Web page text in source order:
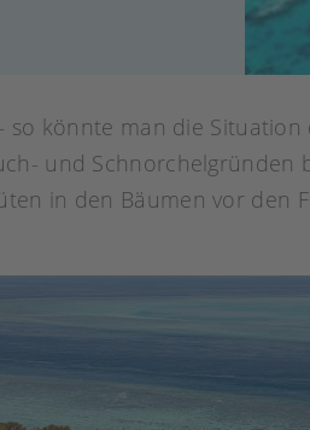
so könnte man die Situation
und
in den Bäumen vor den